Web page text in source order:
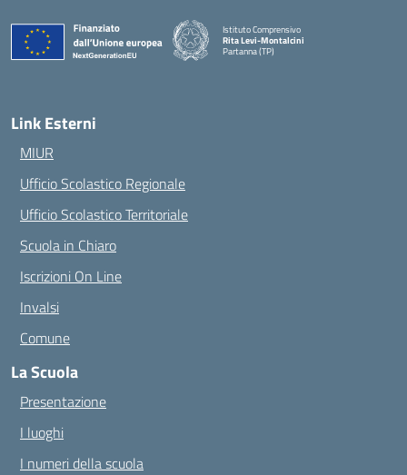
Istituto Comprensivo
Rita Levi-Montalcini
Partanna (TP)
Link Esterni
MIUR
Ufficio Scolastico Regionale
Ufficio Scolastico Territoriale
Scuola in Chiaro
Iscrizioni On Line
Invalsi
Comune
La Scuola
Presentazione
I luoghi
I numeri della scuola